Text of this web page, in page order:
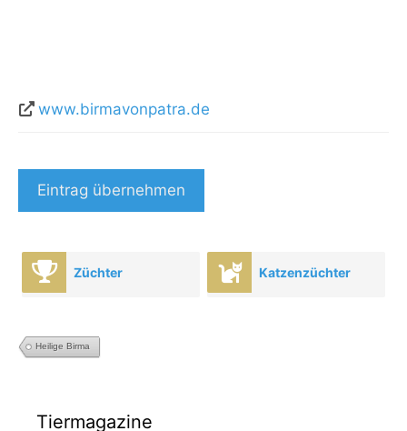
www.birmavonpatra.de
Eintrag übernehmen
Züchter Katzenzüchter
Heilige Birma
Tiermagazine